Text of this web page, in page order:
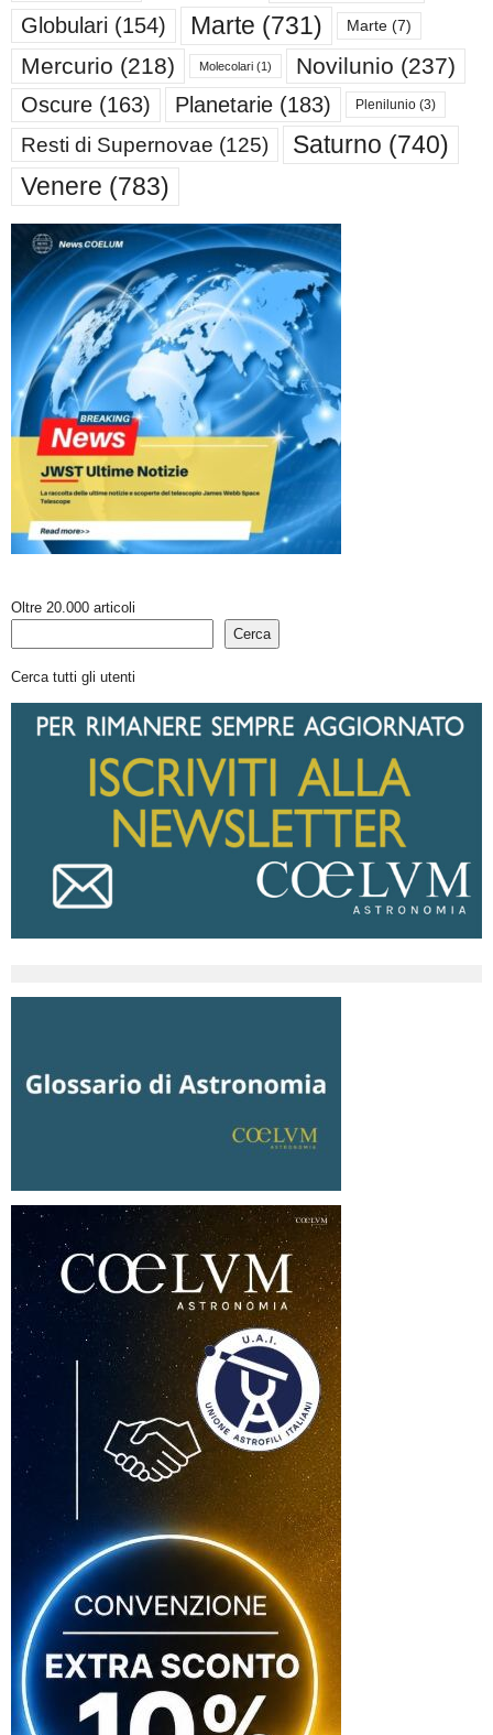
Globulari (154) Marte (731) Marte (7)
Mercurio (218) Molecolari (1) Novilunio (237)
Oscure (163) Planetarie (183) Plenilunio (3)
Resti di Supernovae (125) Saturno (740)
Venere (783)
Oltre 20.000 articoli
Cerca
Cerca tutti gli utenti